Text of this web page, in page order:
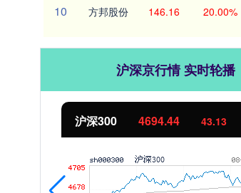
10 方邦股份 146.16 20.00%
沪深京行情 实时轮播
北证50 1134.24 11.37